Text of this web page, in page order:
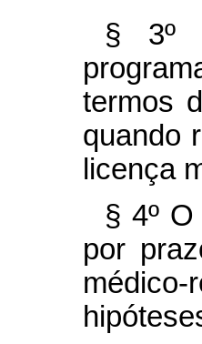
§ 3º
termos
quando
licença
§ 4º
por